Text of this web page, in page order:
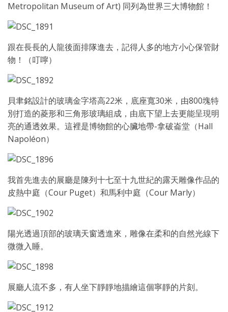
Metropolitan Museum of Art) 同列為世界三大博物館！
跟在長長的人龍後面排隊進去，記得人多的地方小心保管財
物！（叮嚀）
貝聿銘設計的玻璃金字塔高22米，底座寬30米，由800塊特
別打造的菱形和三角形玻璃組成，由底下望上去更能呈現明
亮的通透效果。這裡是博物館的心臟地帶-拿破崙堂（Hall
Napoléon）
我首先進去的展廳是陳列十七至十九世紀的露天雕像作品的
皮熱中庭（Cour Puget）和馬利中庭（Cour Marly）
陽光透過頂部的玻璃天窗透進來，雕像在柔和的自然光線下
微微入睡。
展廳人流不多，有人坐下靜靜地描繪這個寧靜的片刻。